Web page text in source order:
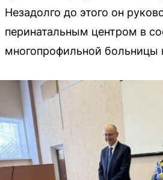
Незадолго до этого он
перинатальным центром в
многопрофильной больницы